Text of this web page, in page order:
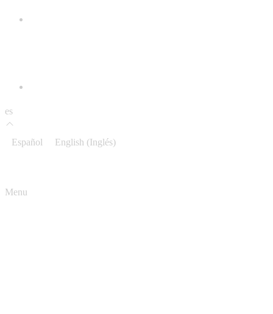
es
Español English (Inglés)
Menu